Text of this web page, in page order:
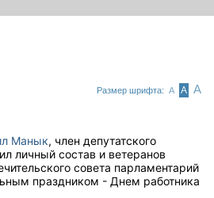
Размер шрифта: А А А
Манык, член депутатского
личный состав и ветеранов
совета парламентарий
праздником - Днем работника